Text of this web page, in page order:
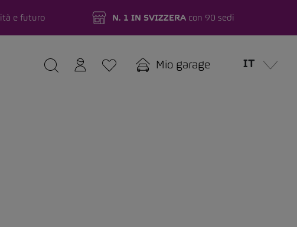
e futuro N. 1 IN SVIZZERAcon 90 sedi
Mio garage IT